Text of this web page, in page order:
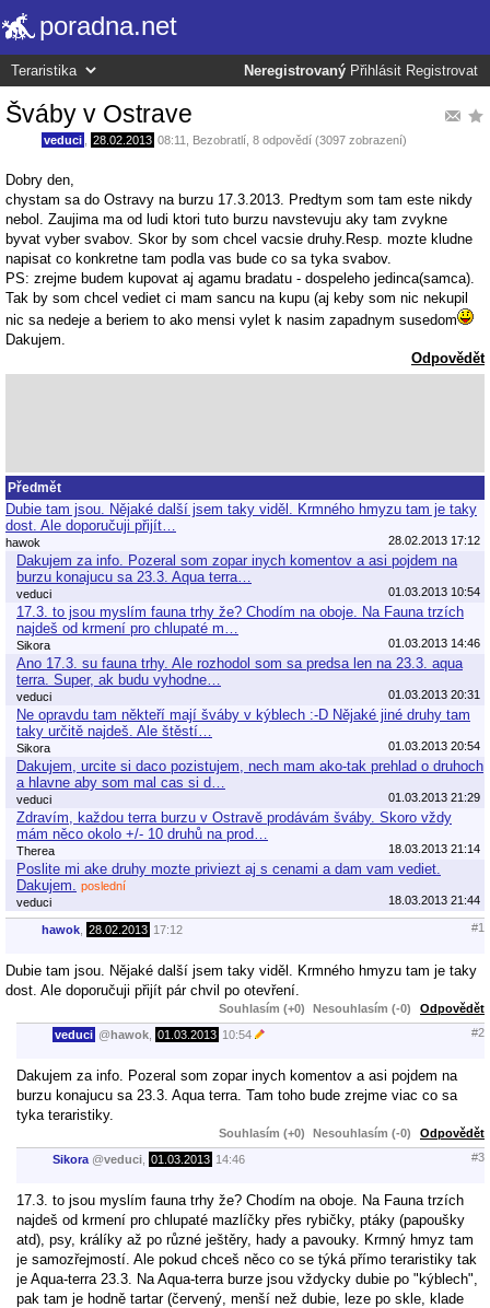
poradna.net
Neregistrovaný Přihlásit Registrovat
Šváby v Ostrave
veduci 28.02.2013 08:11 Bezobratlí , 8 odpovědí (3097 zobrazení)
Dobry den,
chystam sa do Ostravy na burzu 17.3.2013. Predtym som tam este nikdy
nebol. Zaujima ma od ludi ktori tuto burzu navstevuju aky tam zvykne
byvat vyber svabov. Skor by som chcel vacsie druhy.Resp. mozte kludne
napisat co konkretne tam podla vas bude co sa tyka svabov.
PS: zrejme budem kupovat aj agamu bradatu - dospeleho jedinca(samca).
Tak by som chcel vediet ci mam sancu na kupu (aj keby som nic nekupil
nic sa nedeje a beriem to ako mensi vylet k nasim zapadnym susedom
Dakujem.
Odpovědět
Předmět
Dubie tam jsou. Nějaké další jsem taky viděl. Krmného hmyzu tam je taky
dost. Ale doporučuji přijít…
hawok 28.02.2013 17:12
Dakujem za info. Pozeral som zopar inych komentov a asi pojdem na
burzu konajucu sa 23.3. Aqua terra…
veduci 01.03.2013 10:54
17.3. to jsou myslím fauna trhy že? Chodím na oboje. Na Fauna trzích
najdeš od krmení pro chlupaté m…
Sikora 01.03.2013 14:46
Ano 17.3. su fauna trhy. Ale rozhodol som sa predsa len na 23.3. aqua
terra. Super, ak budu vyhodne…
veduci 01.03.2013 20:31
Ne opravdu tam někteří mají šváby v kýblech :-D Nějaké jiné druhy tam
taky určitě najdeš. Ale štěstí…
Sikora 01.03.2013 20:54
Dakujem, urcite si daco pozistujem, nech mam ako-tak prehlad o druhoch
a hlavne aby som mal cas si d…
veduci 01.03.2013 21:29
Zdravím, každou terra burzu v Ostravě prodávám šváby. Skoro vždy
mám něco okolo +/- 10 druhů na prod…
Therea 18.03.2013 21:14
Poslite mi ake druhy mozte priviezt aj s cenami a dam vam vediet.
Dakujem.
poslední
veduci
18.03.2013 21:44
hawok 28.02.2013 17:12 #1
Dubie tam jsou. Nějaké další jsem taky viděl. Krmného hmyzu tam je taky
dost. Ale doporučuji přijít pár chvil po otevření.
Souhlasím (+0) Nesouhlasím (-0) Odpovědět
veduci @hawok 01.03.2013 10:54 #2
Dakujem za info. Pozeral som zopar inych komentov a asi pojdem na
burzu konajucu sa 23.3. Aqua terra. Tam toho bude zrejme viac co sa
tyka teraristiky.
Souhlasím (+0) Nesouhlasím (-0) Odpovědět
Sikora @veduci 01.03.2013 14:46 #3
17.3. to jsou myslím fauna trhy že? Chodím na oboje. Na Fauna trzích
najdeš od krmení pro chlupaté mazlíčky přes rybičky, ptáky (papoušky
atd), psy, králíky až po různé ještěry, hady a pavouky. Krmný hmyz tam
je samozřejmostí. Ale pokud chceš něco co se týká přímo teraristiky tak
je Aqua-terra 23.3. Na Aqua-terra burze jsou vždycky dubie po "kýblech",
pak tam je hodně tartar (červený, menší než dubie, leze po skle, klade